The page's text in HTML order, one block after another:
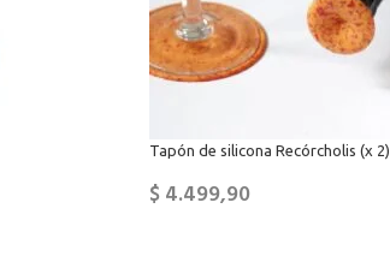
Tapón de silicona Recórcholis (x 2)
$4.499,90